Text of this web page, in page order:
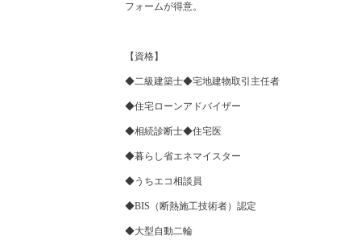
フォームが得意。
【資格】
◆二級建築士◆宅地建物取引主任者
◆住宅ローンアドバイザー
◆相続診断士◆住宅医
◆暮らし省エネマイスター
◆うちエコ相談員
◆BIS（断熱施工技術者）認定
◆大型自動二輪